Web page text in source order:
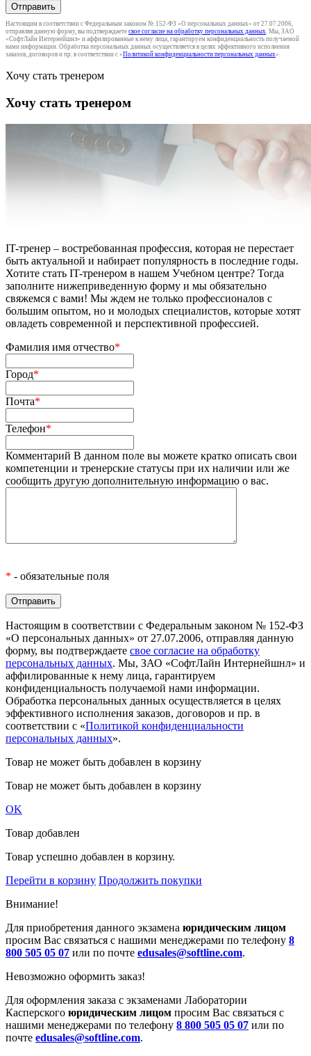
Отправить
Настоящим в соответствии с Федеральным законом № 152-ФЗ «О персональных данных» от 27.07.2006,
отправляя данную форму, вы подтверждаете свое согласие на обработку персональных данных. Мы, ЗАО
«СофтЛайн Интернейшнл» и аффилированные к нему лица, гарантируем конфиденциальность получаемой
нами информации. Обработка персональных данных осуществляется в целях эффективного исполнения
заказов, договоров и пр. в соответствии с «Политикой конфиденциальности персональных данных».
Хочу стать тренером
Хочу стать тренером
IT-тренер – востребованная профессия, которая не перестает
быть актуальной и набирает популярность в последние годы.
Хотите стать IT-тренером в нашем Учебном центре? Тогда
заполните нижеприведенную форму и мы обязательно
свяжемся с вами! Мы ждем не только профессионалов с
большим опытом, но и молодых специалистов, которые хотят
овладеть современной и перспективной профессией.
Фамилия имя отчество*
Город*
Почта*
Телефон*
Комментарий В данном поле вы можете кратко описать свои
компетенции и тренерские статусы при их наличии или же
сообщить другую дополнительную информацию о вас.
* - обязательные поля
Настоящим в соответствии с Федеральным законом № 152-ФЗ
«О персональных данных» от 27.07.2006, отправляя данную
форму, вы подтверждаете свое согласие на обработку
персональных данных. Мы, ЗАО «СофтЛайн Интернейшнл» и
аффилированные к нему лица, гарантируем
конфиденциальность получаемой нами информации.
Обработка персональных данных осуществляется в целях
эффективного исполнения заказов, договоров и пр. в
соответствии с «Политикой конфиденциальности
персональных данных».
Товар не может быть добавлен в корзину
Товар не может быть добавлен в корзину
OK
Товар добавлен
Товар успешно добавлен в корзину.
Перейти в корзину Продолжить покупки
Внимание!
Для приобретения данного экзамена юридическим лицом
просим Вас связаться с нашими менеджерами по телефону 8
800 505 05 07 или по почте edusales@softline.com.
Невозможно оформить заказ!
Для оформления заказа с экзаменами Лаборатории
Касперского юридическим лицом просим Вас связаться с
нашими менеджерами по телефону 8 800 505 05 07 или по
почте edusales@softline.com.